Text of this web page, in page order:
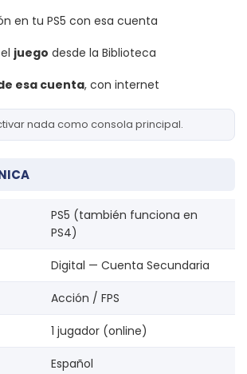
en tu PS5 con esa cuenta
juego desde la Biblioteca
esa cuenta, con internet
nada como consola principal.
PS5 (también funciona en
PS4)
Digital — Cuenta Secundaria
Acción / FPS
1 jugador (online)
Español